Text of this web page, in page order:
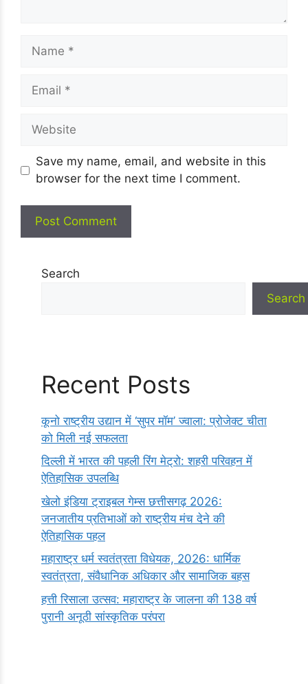
Name
Email
Website
Save my name, email, and website in this
browser for the next time I comment.
Search
Search
Recent Posts
कूनो राष्ट्रीय उद्यान में ‘सुपर मॉम’ ज्वाला: प्रोजेक्ट चीता
को मिली नई सफलता
दिल्ली में भारत की पहली रिंग मेट्रो: शहरी परिवहन में
ऐतिहासिक उपलब्धि
खेलो इंडिया ट्राइबल गेम्स छत्तीसगढ़ 2026:
जनजातीय प्रतिभाओं को राष्ट्रीय मंच देने की
ऐतिहासिक पहल
महाराष्ट्र धर्म स्वतंत्रता विधेयक, 2026: धार्मिक
स्वतंत्रता, संवैधानिक अधिकार और सामाजिक बहस
हत्ती रिसाला उत्सव: महाराष्ट्र के जालना की 138 वर्ष
पुरानी अनूठी सांस्कृतिक परंपरा